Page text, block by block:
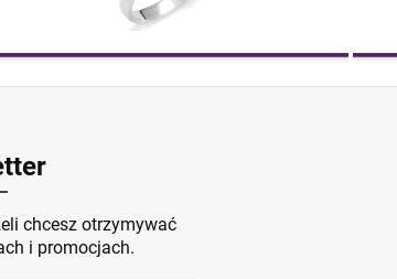
chcesz otrzymywać
i promocjach.